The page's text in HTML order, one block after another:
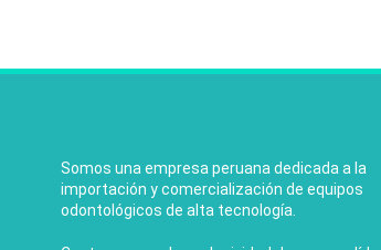
Somos una empresa peruana dedicada a la
importación y comercialización de equipos
odontológicos de alta tecnología.